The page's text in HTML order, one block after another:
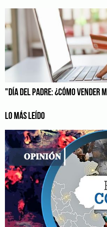
"DÍA DEL PADRE: ¿CÓMO VENDER
LO MÁS LEÍDO